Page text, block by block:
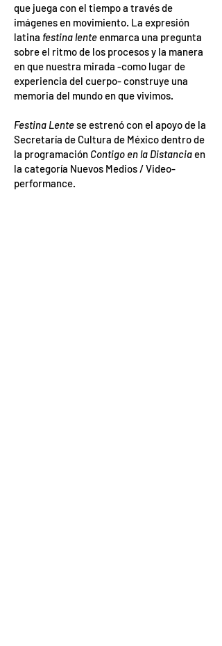
que juega con el tiempo a través de
imágenes en movimiento. La expresión
latina festina lenteenmarca una pregunta
sobre el ritmo de los procesos y la manera
en que nuestra mirada -como lugar de
experiencia del cuerpo- construye una
memoria del mundo en que vivimos.
Festina Lentese estrenó con el apoyo de la
Secretaría de Cultura de México dentro de
la programación Contigo en la Distanciaen
la categoría Nuevos Medios / Video-
performance.